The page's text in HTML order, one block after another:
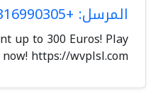
المرسل: +14316990305
up to 300 Euros! Play
now! https://wvplsl.com